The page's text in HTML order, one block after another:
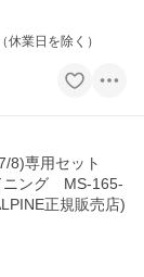
業日を除く）
8)専用セット
ニング MS-165-
正規販売店)